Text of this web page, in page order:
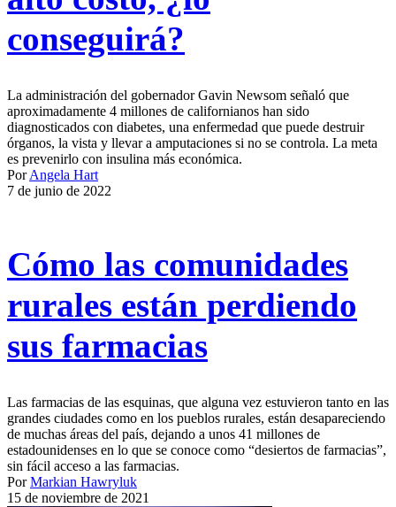
conseguirá?
La administración del gobernador Gavin Newsom señaló que
aproximadamente 4 millones de californianos han sido
diagnosticados con diabetes, una enfermedad que puede destruir
órganos, la vista y llevar a amputaciones si no se controla. La meta
es prevenirlo con insulina más económica.
PorAngela Hart
7 de junio de 2022
Cómo las comunidades
rurales están perdiendo
sus farmacias
Las farmacias de las esquinas, que alguna vez estuvieron tanto en las
grandes ciudades como en los pueblos rurales, están desapareciendo
de muchas áreas del país, dejando a unos 41 millones de
estadounidenses en lo que se conoce como “desiertos de farmacias”,
sin fácil acceso a las farmacias.
PorMarkian Hawryluk
15 de noviembre de 2021